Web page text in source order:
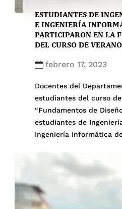
ESTUDIANTES DE
E INGENIERÍA
PARTICIPARON EN LA
DEL CURSO DE
febrero 17, 2023
Docentes del
estudiantes del curso
“Fundamentos de
estudiantes de
Ingeniería Informática